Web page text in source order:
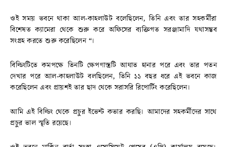
ওই সময় ভবনে থাকা আল-কাহলাউট বলেছিলেন, তিনি এবং তার সহকর্মীরা
বিশেষত ক্যামেরা থেকে শুরু করে অফিসের ব্যক্তিগত সরঞ্জামাদি যথাসম্ভব
সংগ্রহ করতে শুরু করেছিলেন “।
বিল্ডিংটিতে কমপক্ষে তিনটি ক্ষেপণাস্ত্রটি আঘাত হানার পরে এবং তার পতন
দেখার পরে আল-কাহলাউট বলছিলেন, তিনি ১১ বছর ধরে এই ভবনে কাজ
করেছিলেন এবং প্রায়শই তার ছাদ থেকে সরাসরি রিপোর্টিং করেছিলেন।
আমি এই বিল্ডিং থেকে প্রচুর ইভেন্ট কভার করছি। আমাদের সহকর্মীদের সাথে
প্রচুর ভাল স্মৃতি রয়েছে।